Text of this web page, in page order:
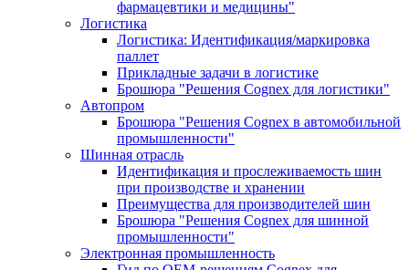
фармацевтики и медицины"
Логистика
Логистика: Идентификация/маркировка
паллет
Прикладные задачи в логистике
Брошюра "Решения Cognex для логистики"
Автопром
Брошюра "Решения Cognex в автомобильной
промышленности"
Шинная отрасль
Идентификация и прослеживаемость шин
при производстве и хранении
Преимущества для производителей шин
Брошюра "Решения Cognex для шинной
промышленности"
Электронная промышленность